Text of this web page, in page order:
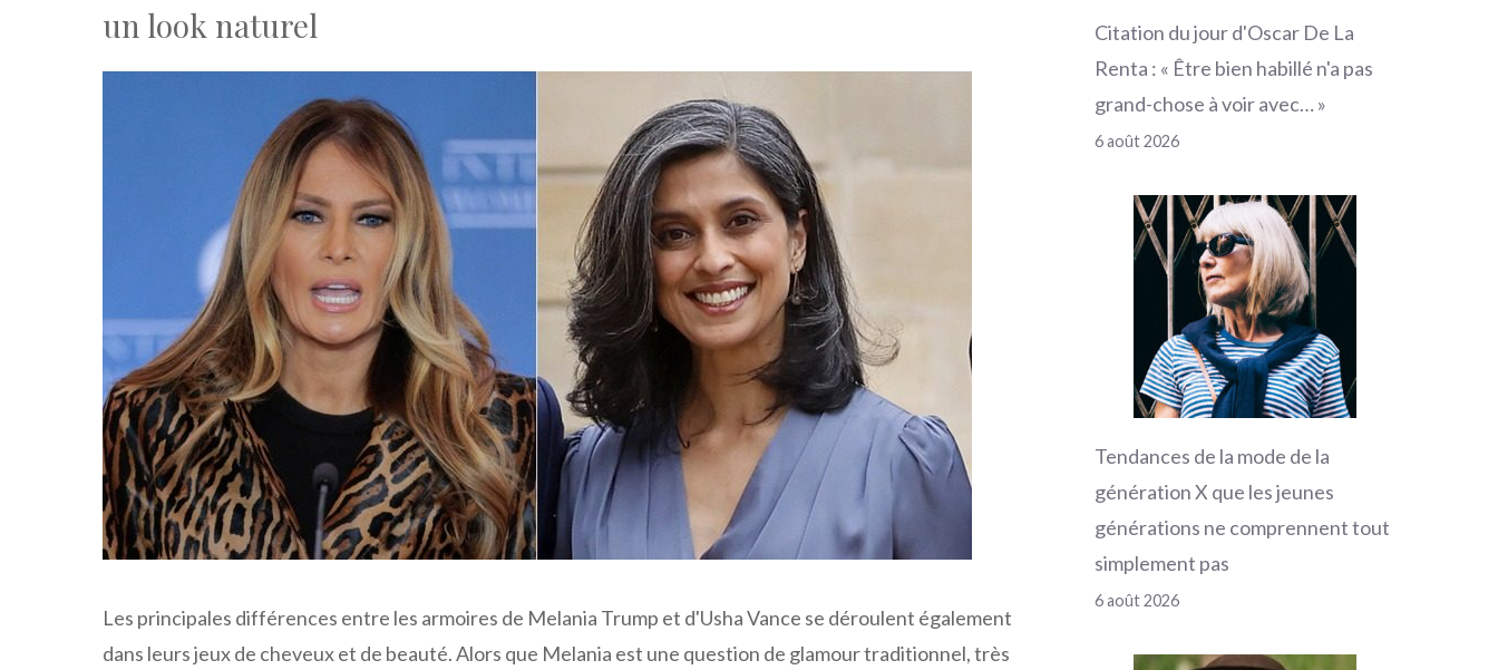
un look naturel
Les principales différences entre les armoires de Melania Trump et d'Usha Vance se déroulent également
dans leurs jeux de cheveux et de beauté. Alors que Melania est une question de glamour traditionnel, très
Citation du jour d'Oscar De La
Renta : « Être bien habillé n'a pas
grand-chose à voir avec… »
6 août 2026
Tendances de la mode de la
génération X que les jeunes
générations ne comprennent tout
simplement pas
6 août 2026